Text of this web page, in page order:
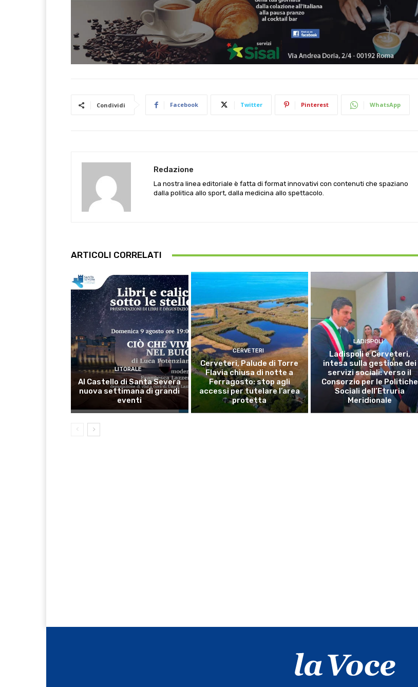
Condividi Facebook Twitter Pinterest WhatsApp
Redazione
La nostra linea editoriale è fatta di format innovativi con contenuti che spaziano
dalla politica allo sport, dalla medicina allo spettacolo.
ARTICOLI CORRELATI
LITORALE
Al Castello di Santa Severa
nuova settimana di grandi
eventi
CERVETERI
Cerveteri, Palude di Torre
Flavia chiusa di notte a
Ferragosto: stop agli
accessi per tutelare l’area
protetta
LADISPOLI
Ladispoli e Cerveteri,
intesa sulla gestione dei
servizi sociali: verso il
Consorzio per le Politiche
Sociali dell’Etruria
Meridionale